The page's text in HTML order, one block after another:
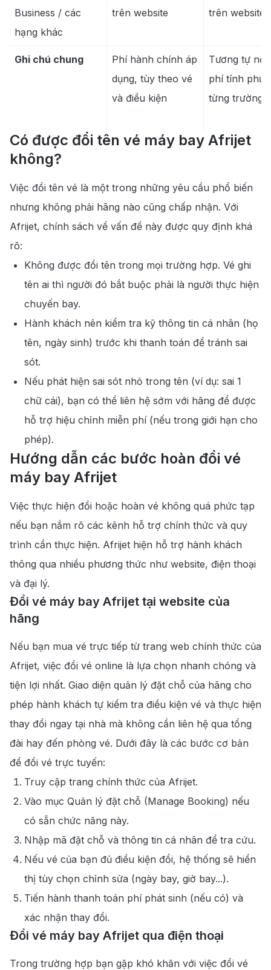
Business / các
hạng khác
trên website trên website
Ghi chú chung
Phí hành chính áp
dụng, tùy theo vé
và điều kiện
Tương tự nội
phí tính phụ
từng trường
Có được đổi tên vé máy bay Afrijet
không?
Việc đổi tên vé là một trong những yêu cầu phổ biến
nhưng không phải hãng nào cũng chấp nhận. Với
Afrijet, chính sách về vấn đề này được quy định khá
rõ:
Không được đổi tên trong mọi trường hợp. Vé ghi
tên ai thì người đó bắt buộc phải là người thực hiện
chuyến bay.
Hành khách nên kiểm tra kỹ thông tin cá nhân (họ
tên, ngày sinh) trước khi thanh toán để tránh sai
sót.
Nếu phát hiện sai sót nhỏ trong tên (ví dụ: sai 1
chữ cái), bạn có thể liên hệ sớm với hãng để được
hỗ trợ hiệu chỉnh miễn phí (nếu trong giới hạn cho
phép).
Hướng dẫn các bước hoàn đổi vé
máy bay Afrijet
Việc thực hiện đổi hoặc hoàn vé không quá phức tạp
nếu bạn nắm rõ các kênh hỗ trợ chính thức và quy
trình cần thực hiện. Afrijet hiện hỗ trợ hành khách
thông qua nhiều phương thức như website, điện thoại
và đại lý.
Đổi vé máy bay Afrijet tại website của
hãng
Nếu bạn mua vé trực tiếp từ trang web chính thức của
Afrijet, việc đổi vé online là lựa chọn nhanh chóng và
tiện lợi nhất. Giao diện quản lý đặt chỗ của hãng cho
phép hành khách tự kiểm tra điều kiện vé và thực hiện
thay đổi ngay tại nhà mà không cần liên hệ qua tổng
đài hay đến phòng vé. Dưới đây là các bước cơ bản
để đổi vé trực tuyến:
Truy cập trang chính thức của Afrijet.
Vào mục Quản lý đặt chỗ (Manage Booking) nếu
có sẵn chức năng này.
Nhập mã đặt chỗ và thông tin cá nhân để tra cứu.
Nếu vé của bạn đủ điều kiện đổi, hệ thống sẽ hiển
thị tùy chọn chỉnh sửa (ngày bay, giờ bay...).
Tiến hành thanh toán phí phát sinh (nếu có) và
xác nhận thay đổi.
Đổi vé máy bay Afrijet qua điện thoại
Trong trường hợp bạn gặp khó khăn với việc đổi vé